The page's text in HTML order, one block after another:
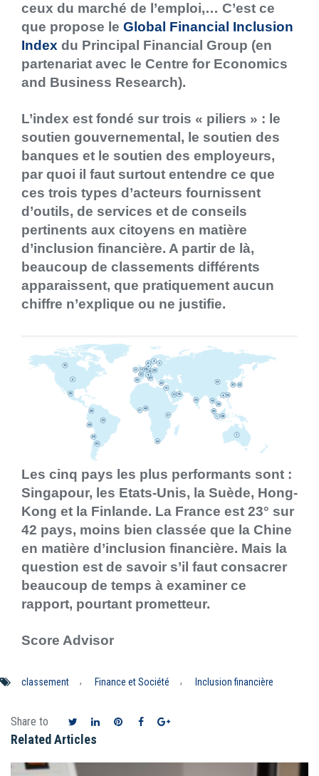
ceux du marché de l’emploi,… C’est ce
que propose le Global Financial Inclusion
Index du Principal Financial Group (en
partenariat avec le Centre for Economics
and Business Research).
L’index est fondé sur trois « piliers » : le
soutien gouvernemental, le soutien des
banques et le soutien des employeurs,
par quoi il faut surtout entendre ce que
ces trois types d’acteurs fournissent
d’outils, de services et de conseils
pertinents aux citoyens en matière
d’inclusion financière. A partir de là,
beaucoup de classements différents
apparaissent, que pratiquement aucun
chiffre n’explique ou ne justifie.
Les cinq pays les plus performants sont :
Singapour, les Etats-Unis, la Suède, Hong-
Kong et la Finlande. La France est 23° sur
42 pays, moins bien classée que la Chine
en matière d’inclusion financière. Mais la
question est de savoir s’il faut consacrer
beaucoup de temps à examiner ce
rapport, pourtant prometteur.
Score Advisor
classement , Finance et Société , Inclusion financière
Share to
Related Articles